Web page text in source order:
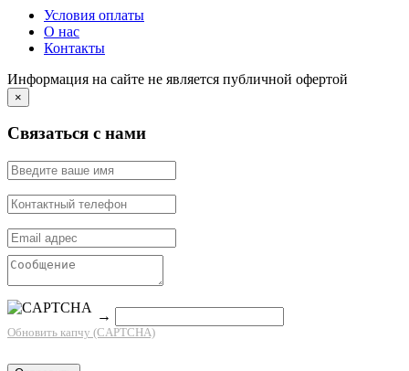
Условия оплаты
О нас
Контакты
Информация на сайте не является публичной офертой
×
Связаться с нами
→
Обновить капчу (CAPTCHA)